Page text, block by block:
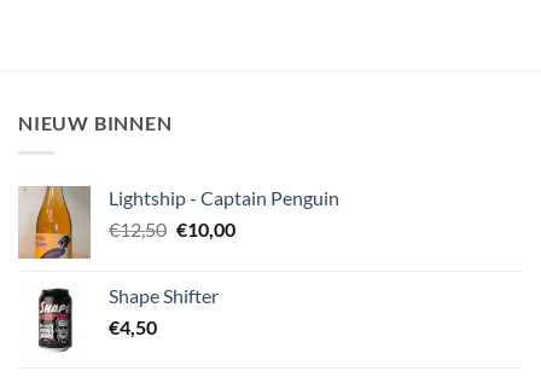
NIEUW BINNEN
Lightship - Captain Penguin
€12,50 Oorspronkelijke
€12,50.
€10,00Huidige
Shape Shifter
€4,50